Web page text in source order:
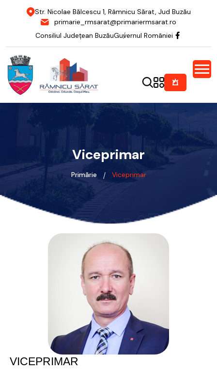
Str. Nicolae Bălcescu 1, Râmnicu Sărat, Jud Buzău
primarie_rmsarat@primariermsarat.ro
Consiliul Județean BuzăuGuvernul României
Viceprimar
Primărie Viceprimar
VICEPRIMAR